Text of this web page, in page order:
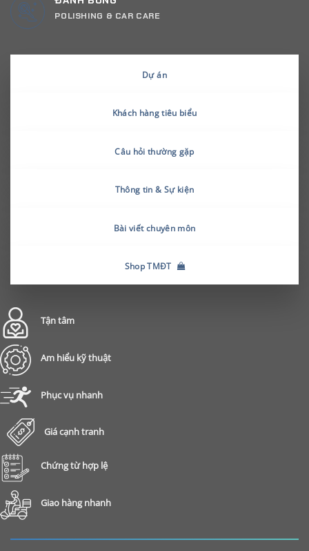
POLISHING & CAR CARE
Dự án
Khách hàng tiêu biểu
Câu hỏi thường gặp
Thông tin & Sự kiện
Bài viết chuyên môn
Shop TMĐT
Tận tâm
Am hiểu kỹ thuật
Phục vụ nhanh
Giá cạnh tranh
Chứng từ hợp lệ
Giao hàng nhanh